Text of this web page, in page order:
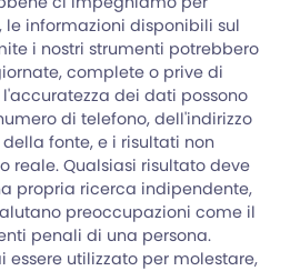
informazioni disponibili sul
i nostri strumenti potrebbero
complete o prive di
dei dati possono
di telefono, dell'indirizzo
fonte, e i risultati non
reale. Qualsiasi risultato deve
propria ricerca indipendente,
preoccupazioni come il
penali di una persona.
utilizzato per molestare,